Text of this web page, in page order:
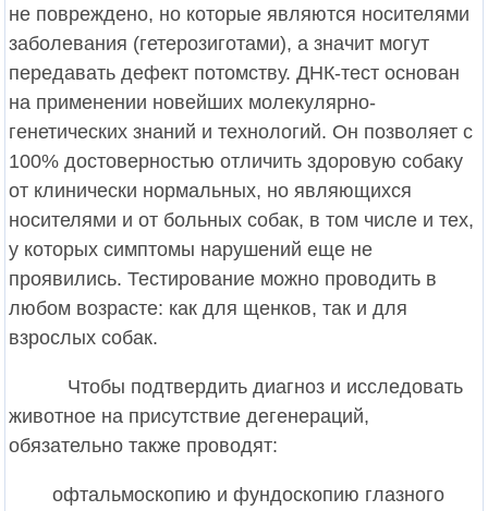
не повреждено, но которые являются носителями
заболевания (гетерозиготами), а значит могут
передавать дефект потомству. ДНК-тест основан
на применении новейших молекулярно-
генетических знаний и технологий. Он позволяет с
100% достоверностью отличить здоровую собаку
от клинически нормальных, но являющихся
носителями и от больных собак, в том числе и тех,
у которых симптомы нарушений еще не
проявились. Тестирование можно проводить в
любом возрасте: как для щенков, так и для
взрослых собак.
Чтобы подтвердить диагноз и исследовать
животное на присутствие дегенераций,
обязательно также проводят:
офтальмоскопию и фундоскопию глазного